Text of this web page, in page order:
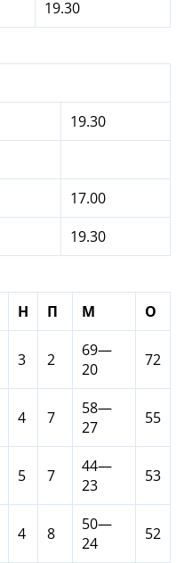
19.30
19.30
17.00
19.30
Н П М О
3 2
69—
20
72
4 7
58—
27
55
5 7
44—
23
53
4 8
50—
24
52